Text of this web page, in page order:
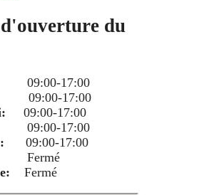
du
17:00
17:00
09:00-17:00
17:00
09:00-17:00
Fermé
Fermé